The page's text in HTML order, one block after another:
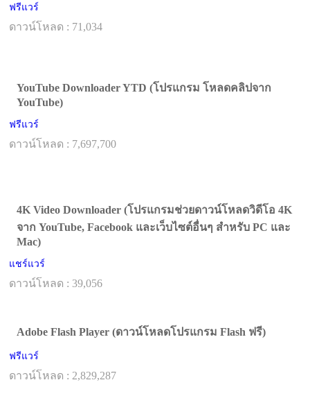
ฟรีแวร์
ดาวน์โหลด : 71,034
YouTube Downloader YTD (โปรแกรม โหลดคลิปจาก
YouTube)
ฟรีแวร์
ดาวน์โหลด : 7,697,700
4K Video Downloader (โปรแกรมช่วยดาวน์โหลดวิดีโอ 4K
จาก YouTube, Facebook และเว็บไซต์อื่นๆ สำหรับ PC และ
Mac)
แชร์แวร์
ดาวน์โหลด : 39,056
Adobe Flash Player (ดาวน์โหลดโปรแกรม Flash ฟรี)
ฟรีแวร์
ดาวน์โหลด : 2,829,287